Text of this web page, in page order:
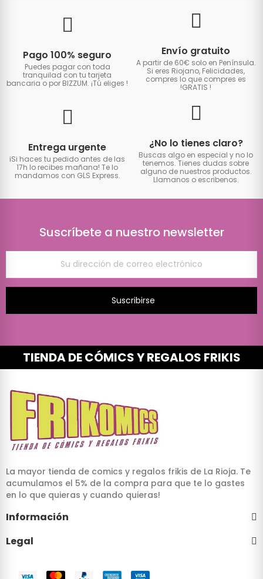
Pago 100% seguro
Puedes pagar con toda
tranquilad con tu tarjeta
bancaria o por BIZZUM. ¡Tú eliges !
Envío gratuito
A partir de 60€ solo en Península.
Si eres Riojano, Felicidades,
compres lo que compres es
!GRATIS !
Entrega urgente
iSi haces tu pedido antes de las
17h lo recibes mañana! Te lo
mandamos con GLS Express.
¿No lo tienes claro?
Buscas algo en especial y no lo
tenemos. Tienes dudas sobre
alguno de nuestros productos.
Llamanos o escribenos.
Suscríbete a nuestro newsletter
Suscribirse
TIENDA DE CÓMICS Y REGALOS FRIKIS
La mayor tienda de comics y regalos frikis de La Rioja. Te
acumulamos el 5% de la compra para que te lo gastes
en lo que quieras y cuando quieras!
Información
Legal